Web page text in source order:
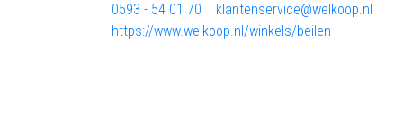
0593 - 54 01 70
klantenservice@welkoop.nl
https://www.welkoop.nl/winkels/beilen